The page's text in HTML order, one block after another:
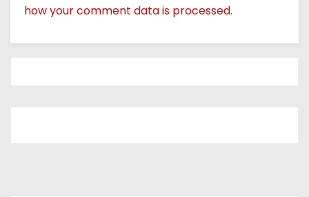
how your comment data is processed.